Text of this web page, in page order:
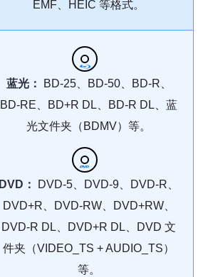
EMF、HEIC 等格式。
蓝光：
BD-25、BD-50、BD-R、
BD-RE、BD+R DL、BD-R DL、蓝
光文件夹（BDMV）等。
DVD：
DVD-5、DVD-9、DVD-R、
DVD+R、DVD-RW、DVD+RW、
DVD-R DL、DVD+R DL、DVD 文
件夹（VIDEO_TS + AUDIO_TS）
等。